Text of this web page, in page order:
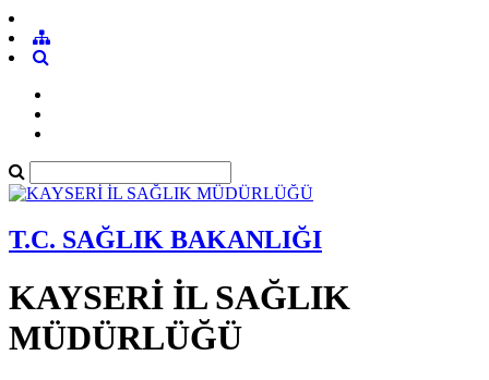
T.C. SAĞLIK BAKANLIĞI
KAYSERİ İL SAĞLIK
MÜDÜRLÜĞÜ